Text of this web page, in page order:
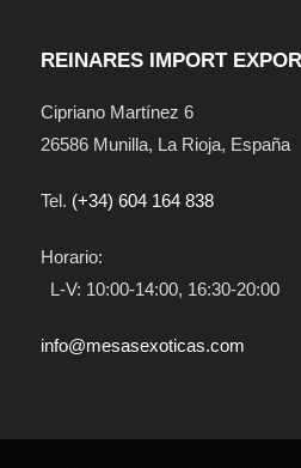
REINARES IMPORT
Cipriano Martínez 6
26586 Munilla, La Rioja, España
Tel. (+34) 604 164 838
Horario:
L-V: 10:00-14:00, 16:30-20:00
info@mesasexoticas.com